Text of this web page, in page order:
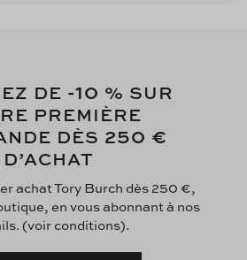
DE -10 % SUR
PREMIÈRE
DÈS 250 €
D’ACHAT
achat Tory Burch dès 250 €,
en vous abonnant à nos
(voir conditions).